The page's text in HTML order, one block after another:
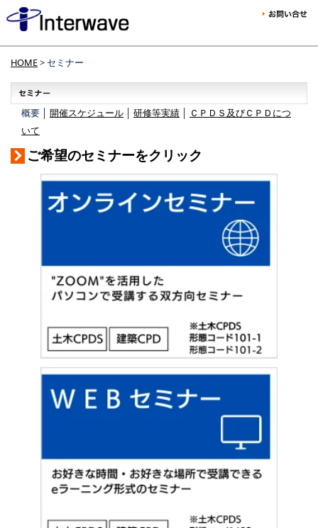
HOME> セミナー
概要 │ 開催スケジュール 研修等実績
ＣＰＤＳ及びＣＰＤにつ
いて
ご希望のセミナーをクリック